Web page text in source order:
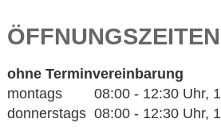
ÖFFNUNGSZEITEN
ohne Terminvereinbarung
montags 08:00 - 12:30 Uhr,
donnerstags 08:00 - 12:30 Uhr,